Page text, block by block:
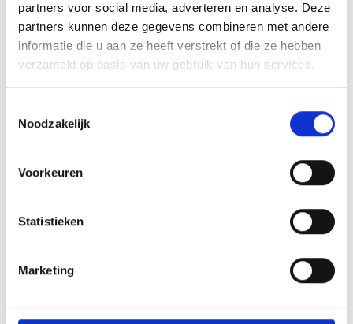
partners voor social media, adverteren en analyse. Deze
partners kunnen deze gegevens combineren met andere
informatie die u aan ze heeft verstrekt of die ze hebben
verzameld op basis van uw gebruik van hun services.
Noodzakelijk
Voorkeuren
Statistieken
Marketing
Tel.+39 0473 634565
info@auramonte.com
Meer weten